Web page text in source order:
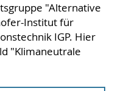
"Alternative
Institut für
IGP. Hier
"Klimaneutrale